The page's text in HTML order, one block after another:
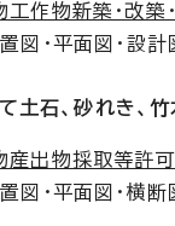
工作物新築・改
図・平面図・設計
土石、砂れき、
産出物採取等許
図・平面図・横断